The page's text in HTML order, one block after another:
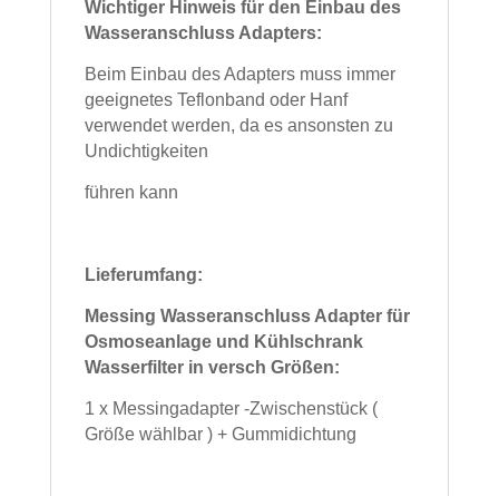
Wichtiger Hinweis für den Einbau des
Wasseranschluss Adapters:
Beim Einbau des Adapters muss immer
geeignetes Teflonband oder Hanf
verwendet werden, da es ansonsten zu
Undichtigkeiten
führen kann
Lieferumfang:
Messing Wasseranschluss Adapter für
Osmoseanlage und Kühlschrank
Wasserfilter in versch Größen:
1 x Messingadapter -Zwischenstück (
Größe wählbar ) + Gummidichtung